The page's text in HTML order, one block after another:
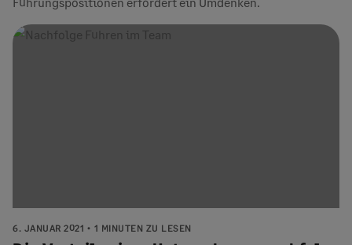
6. JANUAR 2021 1 MINUTEN ZU LESEN